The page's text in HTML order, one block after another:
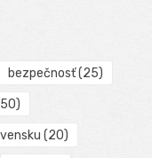
bezpečnosť(25)
(20)